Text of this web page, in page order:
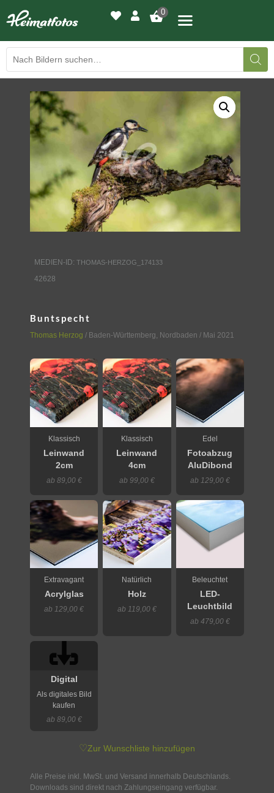
0
DRUCKQUALITÄTEN
LED-LEUCHTBILDER
WIR DRUCKEN IHR BILD
AUSSTELLUNGEN
KONTAKT
MEDIEN-ID: THOMAS-HERZOG_174133
42628
Buntspecht
Thomas Herzog / Baden-Württemberg, Nordbaden / Mai 2021
Klassisch
Leinwand
2cm
ab 89,00 €
Klassisch
Leinwand
4cm
ab 99,00 €
Edel
Fotoabzug
AluDibond
ab 129,00 €
Extravagant
Acrylglas
ab 129,00 €
Natürlich
Holz
ab 119,00 €
Beleuchtet
LED-
Leuchtbild
ab 479,00 €
Digital
Als digitales Bild
kaufen
ab 89,00 €
♡Zur Wunschliste hinzufügen
Alle Preise inkl. MwSt. und Versand innerhalb Deutschlands.
Downloads sind direkt nach Zahlungseingang verfügbar.